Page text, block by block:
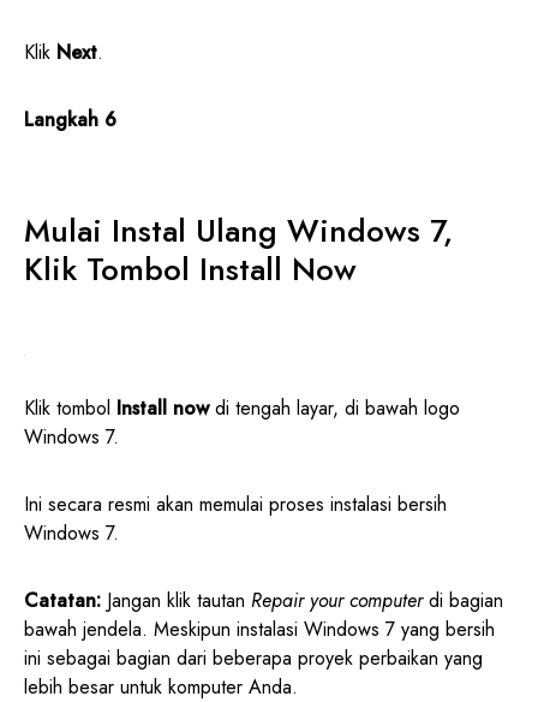
Klik Next.
Langkah 6
Mulai Instal Ulang Windows 7,
Klik Tombol Install Now
Klik tombol Install nowdi tengah layar, di bawah logo
Windows 7.
Ini secara resmi akan memulai proses instalasi bersih
Windows 7.
Catatan: Jangan klik tautan Repair your computerdi bagian
bawah jendela. Meskipun instalasi Windows 7 yang bersih
ini sebagai bagian dari beberapa proyek perbaikan yang
lebih besar untuk komputer Anda.